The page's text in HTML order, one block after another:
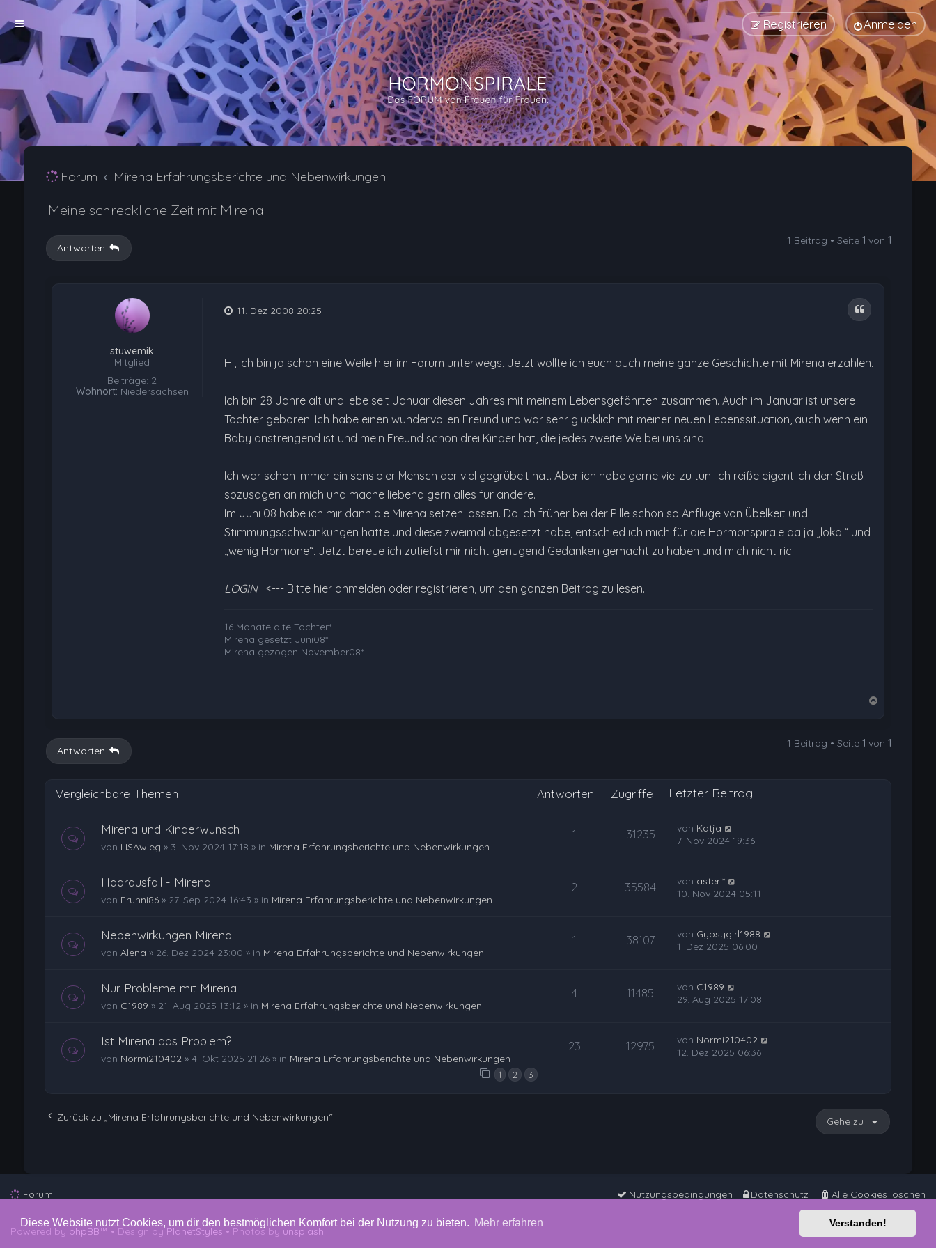
Diese Website nutzt Cookies, um dir den bestmöglichen Komfort bei der Nutzung zu bieten. Mehr erfahren Verstanden!
Anmelden
Registrieren
Forum Mirena Erfahrungsberichte und Nebenwirkungen
Meine schreckliche Zeit mit Mirena!
Antworten
1 Beitrag • Seite1 von1
stuwemik
Mitglied
Beiträge: 2
Wohnort: Niedersachsen
Zitat
11. Dez 2008 20:25
Hi, Ich bin ja schon eine Weile hier im Forum unterwegs. Jetzt wollte ich euch auch meine ganze Geschichte mit Mirena erzählen.
Ich bin 28 Jahre alt und lebe seit Januar diesen Jahres mit meinem Lebensgefährten zusammen. Auch im Januar ist unsere
Tochter geboren. Ich habe einen wundervollen Freund und war sehr glücklich mit meiner neuen Lebenssituation, auch wenn ein
Baby anstrengend ist und mein Freund schon drei Kinder hat, die jedes zweite We bei uns sind.
Ich war schon immer ein sensibler Mensch der viel gegrübelt hat. Aber ich habe gerne viel zu tun. Ich reiße eigentlich den Streß
sozusagen an mich und mache liebend gern alles für andere.
Im Juni 08 habe ich mir dann die Mirena setzen lassen. Da ich früher bei der Pille schon so Anflüge von Übelkeit und
Stimmungsschwankungen hatte und diese zweimal abgesetzt habe, entschied ich mich für die Hormonspirale da ja „lokal“ und
„wenig Hormone“. Jetzt bereue ich zutiefst mir nicht genügend Gedanken gemacht zu haben und mich nicht ric…
LOGIN <--- Bitte hier anmelden oder registrieren, um den ganzen Beitrag zu lesen.
16 Monate alte Tochter*
Mirena gesetzt Juni08*
Mirena gezogen November08*
h
Antworten
1 Beitrag • Seite1 von1
Vergleichbare Themen Antworten Zugriffe Letzter Beitrag
Mirena und Kinderwunsch
von LISAwieg » 3. Nov 2024 17:18 » in Mirena Erfahrungsberichte und Nebenwirkungen
1 31235 von Katja
7. Nov 2024 19:36
Haarausfall - Mirena
von Frunni86» 27. Sep 2024 16:43 » in Mirena Erfahrungsberichte und Nebenwirkungen
2 35584 von asteri*
10. Nov 2024 05:11
Nebenwirkungen Mirena
von Alena » 26. Dez 2024 23:00 » in Mirena Erfahrungsberichte und Nebenwirkungen
1 38107 von Gypsygirl1988
1. Dez 2025 06:00
Nur Probleme mit Mirena
von C1989 » 21. Aug 2025 13:12 » in Mirena Erfahrungsberichte und Nebenwirkungen
4 11485 von C1989
29. Aug 2025 17:08
Ist Mirena das Problem?
von Normi210402» 4. Okt 2025 21:26» in Mirena Erfahrungsberichte und Nebenwirkungen
1 2 3
23 12975 von Normi210402
12. Dez 2025 06:36
Zurück zu „Mirena Erfahrungsberichte und Nebenwirkungen“ Gehe zu
Forum Alle Cookies löschen
Datenschutz
Nutzungsbedingungen
Powered by phpBB™ • Design byPlanetStyles • Photos by unsplash